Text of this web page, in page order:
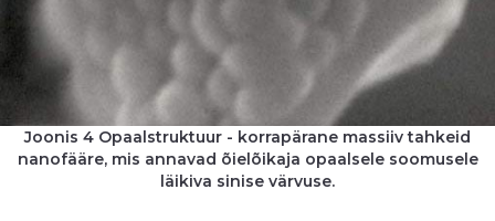
Joonis 4 Opaalstruktuur - korrapärane massiiv tahkeid
nanofääre, mis annavad õielõikaja opaalsele soomusele
läikiva sinise värvuse.